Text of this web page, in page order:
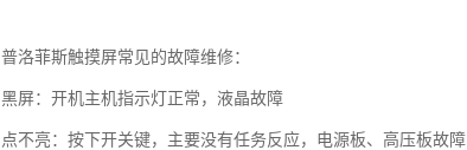
普洛菲斯触摸屏常见的故障维修：
黑屏：开机主机指示灯正常，液晶故障
点不亮：按下开关键，主要没有任务反应，电源板、高压板故障